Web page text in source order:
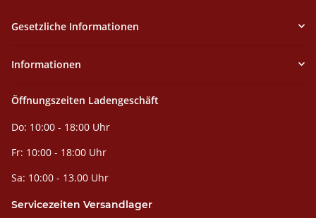
Gesetzliche Informationen
Informationen
Öffnungszeiten Ladengeschäft
Do: 10:00 - 18:00 Uhr
Fr: 10:00 - 18:00 Uhr
Sa: 10:00 - 13.00 Uhr
Servicezeiten Versandlager